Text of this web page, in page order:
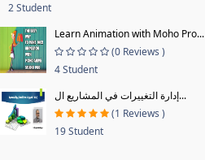
2 Student
Learn Animation with Moho Pro...
(0 Reviews )
4 Student
إدارة التغييرات في المشاريع ال...
(1 Reviews )
19 Student